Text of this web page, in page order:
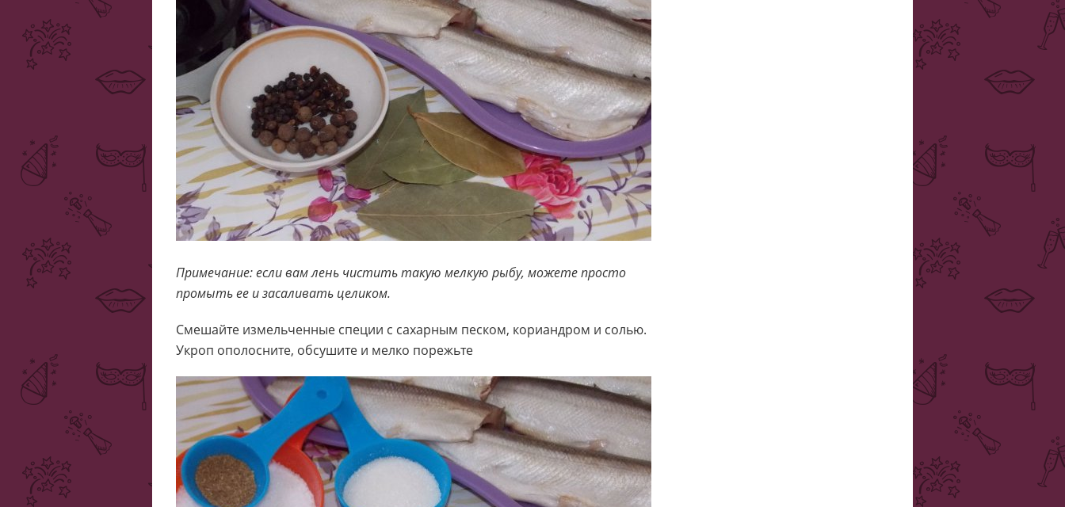
Примечание: если вам лень чистить такую мелкую рыбу, можете просто
промыть ее и засаливать целиком.
Смешайте измельченные специи с сахарным песком, кориандром и солью.
Укроп ополосните, обсушите и мелко порежьте